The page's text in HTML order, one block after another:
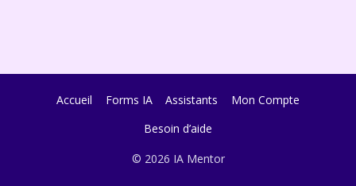
Accueil Forms IA Assistants
Mon Compte
Besoin d’aide
© 2026 IA Mentor